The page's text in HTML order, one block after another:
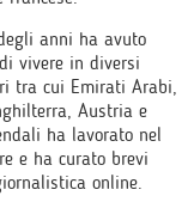
anni ha avuto
vivere in diversi
tra cui Emirati Arabi,
Austria e
ha lavorato nel
e ha curato brevi
online.